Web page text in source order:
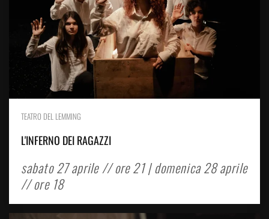
TEATRO DEL LEMMING
L'INFERNO DEI RAGAZZI
sabato 27 aprile // ore 21 | domenica 28 aprile
// ore 18